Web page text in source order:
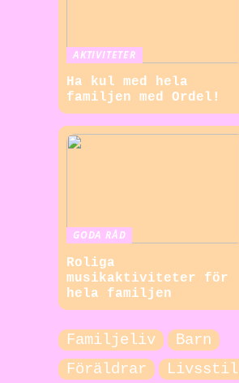
AKTIVITETER
Ha kul med hela
familjen med Ordel!
GODA RÅD
Roliga
musikaktiviteter för
hela familjen
Familjeliv
Barn
Föräldrar
Livsstil